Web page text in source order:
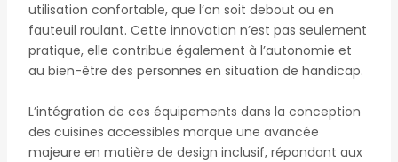
utilisation confortable, que l’on soit debout ou en
fauteuil roulant. Cette innovation n’est pas seulement
pratique, elle contribue également à l’autonomie et
au bien-être des personnes en situation de handicap.
L’intégration de ces équipements dans la conception
des cuisines accessibles marque une avancée
majeure en matière de design inclusif, répondant aux